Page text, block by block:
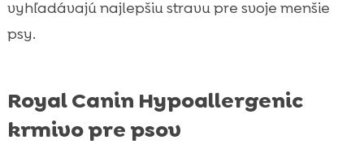
vyhľadávajú najlepšiu stravu pre svoje menšie
psy.
Royal Canin Hypoallergenic
krmivo pre psov